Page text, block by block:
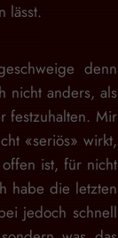
lässt.
denn
nicht anders, als
festzuhalten. Mir
«seriös» wirkt,
ist, für nicht
habe die letzten
jedoch schnell